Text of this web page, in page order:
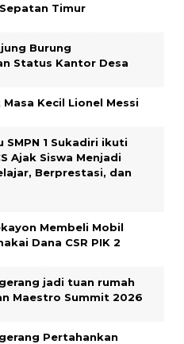
Timur
Burung
Status Kantor Desa
Kecil Lionel Messi
SMPN 1 Sukadiri ikuti
Ajak Siswa Menjadi
Berprestasi, dan
Membeli Mobil
Dana CSR PIK 2
jadi tuan rumah
Maestro Summit 2026
Pertahankan